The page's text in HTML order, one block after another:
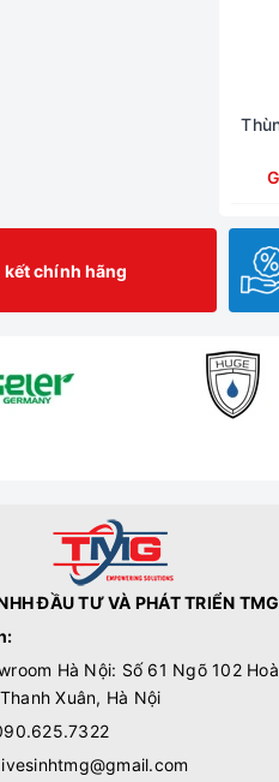
kết chính hãng
ĐẦU TƯ VÀ PHÁT TRIỂN TMG
Hà Nội: Số 61 Ngõ 102
Xuân, Hà Nội